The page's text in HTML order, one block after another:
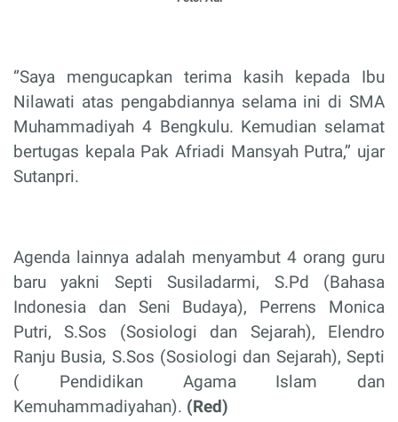
‘’Saya mengucapkan terima kasih kepada Ibu
Nilawati atas pengabdiannya selama ini di SMA
Muhammadiyah 4 Bengkulu. Kemudian selamat
bertugas kepala Pak Afriadi Mansyah Putra,’’ ujar
Sutanpri.
Agenda lainnya adalah menyambut 4 orang guru
baru yakni Septi Susiladarmi, S.Pd (Bahasa
Indonesia dan Seni Budaya), Perrens Monica
Putri, S.Sos (Sosiologi dan Sejarah), Elendro
Ranju Busia, S.Sos (Sosiologi dan Sejarah), Septi
( Pendidikan Agama Islam dan
Kemuhammadiyahan). (Red)